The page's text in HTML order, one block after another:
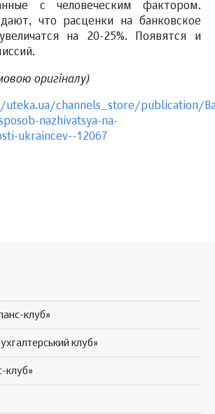
с человеческим фактором.
что расценки на банковское
на 20-25%. Появятся и
оригіналу)
channels_store/publication/
nazhivatsya-na-
ukraincev--12067
клуб»
клуб»
клуб»